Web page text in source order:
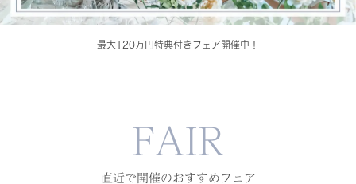
最大120万円特典付きフェア開催中！
FAIR
直近で開催のおすすめフェア